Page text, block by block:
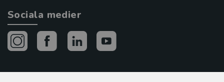
Sociala medier